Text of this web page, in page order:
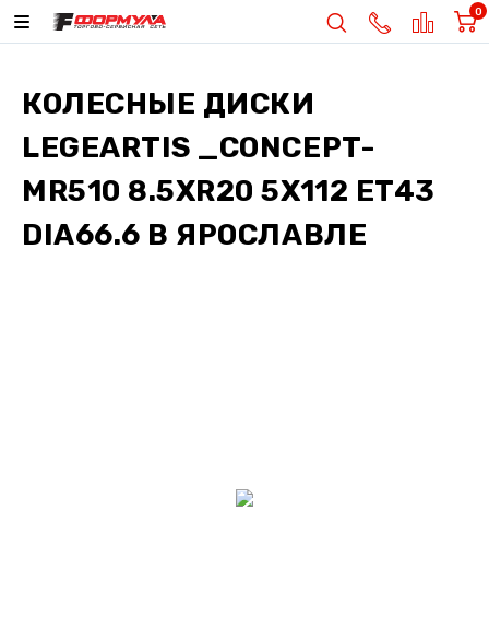
0
КОЛЕСНЫЕ ДИСКИ
LEGEARTIS _CONCEPT-
MR510 8.5XR20 5X112 ET43
DIA66.6 В ЯРОСЛАВЛЕ